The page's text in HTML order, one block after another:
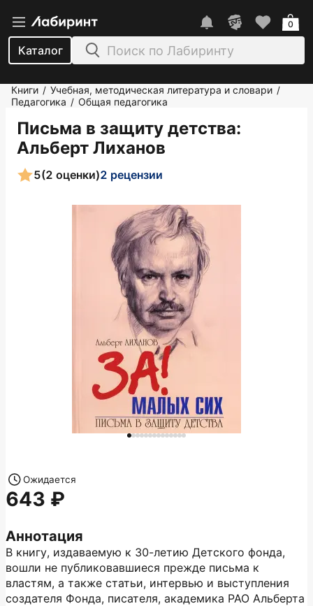
Каталог
0
Книги / Учебная, методическая литература и словари /
Педагогика / Общая педагогика
Письма в защиту детства:
Альберт Лиханов
5(2 оценки)2 рецензии
Аннотация
В книгу, издаваемую к 30-летию Детского фонда,
вошли не публиковавшиеся прежде письма к
властям, а также статьи, интервью и выступления
создателя Фонда, писателя, академика РАО Альберта
Ожидается
643